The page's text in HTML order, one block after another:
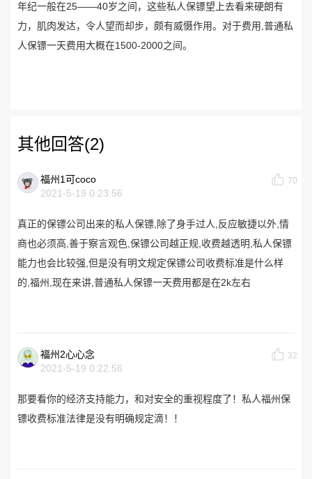
年纪一般在25——40岁之间，这些私人保镖望上去看来硬朗有
力，肌肉发达，令人望而却步，颇有威慑作用。对于费用,普通私
人保镖一天费用大概在1500-2000之间。
其他回答(2)
福州1可coco
2021-5-19 0:23:56
70
真正的保镖公司出来的私人保镖,除了身手过人,反应敏捷以外,情
商也必须高,善于察言观色,保镖公司越正规,收费越透明,私人保镖
能力也会比较强,但是没有明文规定保镖公司收费标准是什么样
的,福州,现在来讲,普通私人保镖一天费用都是在2k左右
福州2心心念
2021-5-19 0:22:56
32
那要看你的经济支持能力，和对安全的重视程度了！私人福州保
镖收费标准法律是没有明确规定滴！！